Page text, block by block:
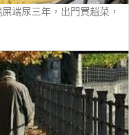
端尿三年，出門買趟菜，